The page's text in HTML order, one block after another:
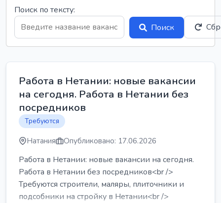
Поиск по тексту:
Поиск
Работа в Нетании: новые вакансии
на сегодня. Работа в Нетании без
посредников
Требуются
Натания Опубликовано: 17.06.2026
Работа в Нетании: новые вакансии на сегодня.
Работа в Нетании без посредников<br />
Требуются строители, маляры, плиточники и
подсобники на стройку в Нетании<br />